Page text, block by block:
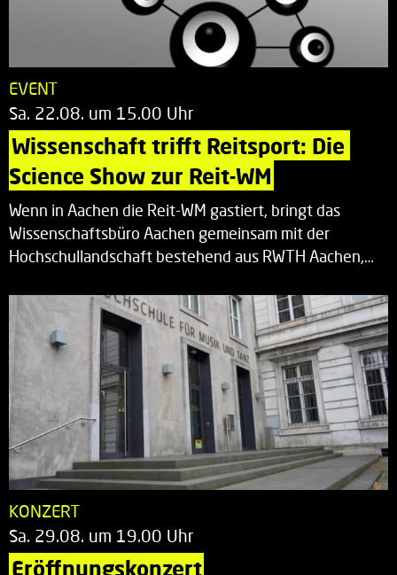
EVENT
Sa. 22.08. um 15.00 Uhr
Wissenschaft trifft Reitsport: Die
Science Show zur Reit-WM
Wenn in Aachen die Reit-WM gastiert, bringt das
Wissenschaftsbüro Aachen gemeinsam mit der
Hochschullandschaft bestehend aus RWTH Aachen,…
KONZERT
Sa. 29.08. um 19.00 Uhr
Eröffnungskonzert